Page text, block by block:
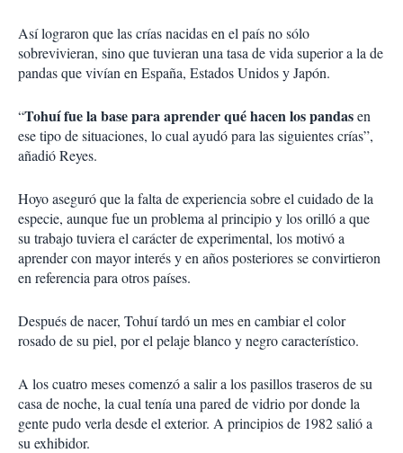
Así lograron que las crías nacidas en el país no sólo
sobrevivieran, sino que tuvieran una tasa de vida superior a la de
pandas que vivían en España, Estados Unidos y Japón.
“Tohuí fue la base para aprender qué hacen los pandasen
ese tipo de situaciones, lo cual ayudó para las siguientes crías”,
añadió Reyes.
Hoyo aseguró que la falta de experiencia sobre el cuidado de la
especie, aunque fue un problema al principio y los orilló a que
su trabajo tuviera el carácter de experimental, los motivó a
aprender con mayor interés y en años posteriores se convirtieron
en referencia para otros países.
Después de nacer, Tohuí tardó un mes en cambiar el color
rosado de su piel, por el pelaje blanco y negro característico.
A los cuatro meses comenzó a salir a los pasillos traseros de su
casa de noche, la cual tenía una pared de vidrio por donde la
gente pudo verla desde el exterior. A principios de 1982 salió a
su exhibidor.